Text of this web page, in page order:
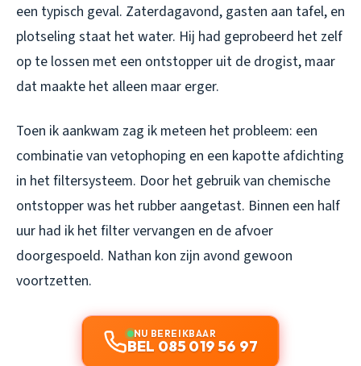
een typisch geval. Zaterdagavond, gasten aan tafel, en
plotseling staat het water. Hij had geprobeerd het zelf
op te lossen met een ontstopper uit de drogist, maar
dat maakte het alleen maar erger.
Toen ik aankwam zag ik meteen het probleem: een
combinatie van vetophoping en een kapotte afdichting
in het filtersysteem. Door het gebruik van chemische
ontstopper was het rubber aangetast. Binnen een half
uur had ik het filter vervangen en de afvoer
doorgespoeld. Nathan kon zijn avond gewoon
voortzetten.
NU BEREIKBAAR
BEL 085 019 56 97